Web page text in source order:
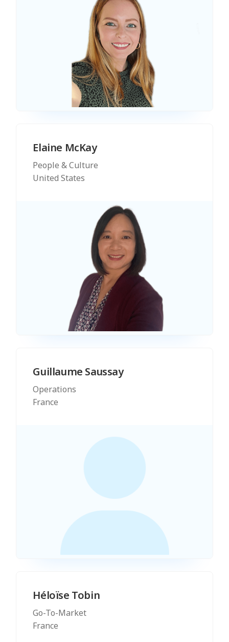
Elaine McKay
People & Culture
United States
Guillaume Saussay
Operations
France
Héloïse Tobin
Go-To-Market
France